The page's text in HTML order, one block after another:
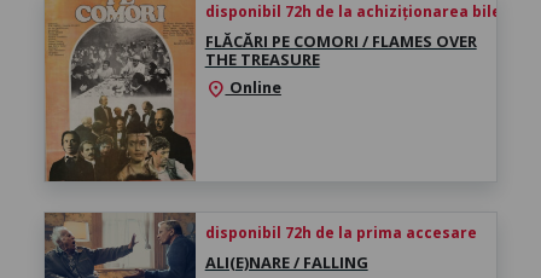
disponibil 72h de la achiziționarea biletului
FLĂCĂRI PE COMORI / FLAMES OVER
THE TREASURE
location_on Online
disponibil 72h de la prima accesare
ALI(E)NARE / FALLING